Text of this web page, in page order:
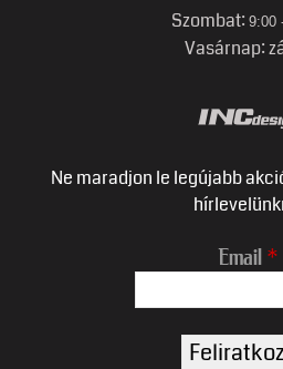
Szombat: 9:00
Vasárnap:
Ne maradjon le legújabb
Email *